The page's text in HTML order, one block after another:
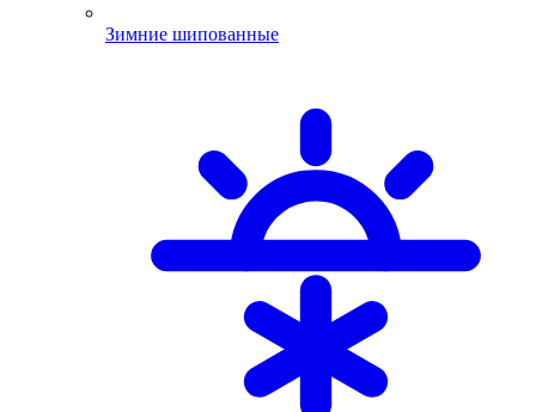
Зимние шипованные